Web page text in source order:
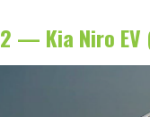
2 — Kia Niro EV